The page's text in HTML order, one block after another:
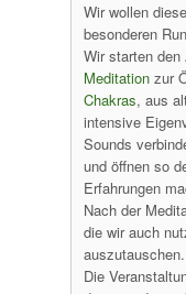
Wir wollen
besonderen
Wir starten
Meditation zur
Chakras, aus
intensive
Sounds
und öffnen so
Erfahrungen
Nach der
die wir auch
auszutauschen.
Die